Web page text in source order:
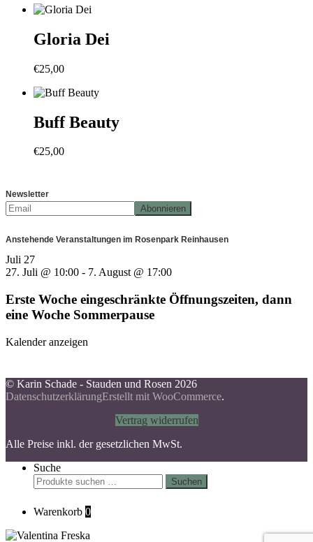
Gloria Dei
€25,00
Buff Beauty
€25,00
Newsletter
Anstehende Veranstaltungen im Rosenpark Reinhausen
Juli 27
27. Juli @ 10:00 - 7. August @ 17:00
Erste Woche eingeschränkte Öffnungszeiten, dann
eine Woche Sommerpause
Kalender anzeigen
© Karin Schade - Stauden und Rosen 2026
DatenschutzerklärungErstellt mit WooCommerce.
Vertrag widerrufen
Alle Preise inkl. der gesetzlichen MwSt.
Suche
Suchen
nach:
Suchen
Warenkorb 0